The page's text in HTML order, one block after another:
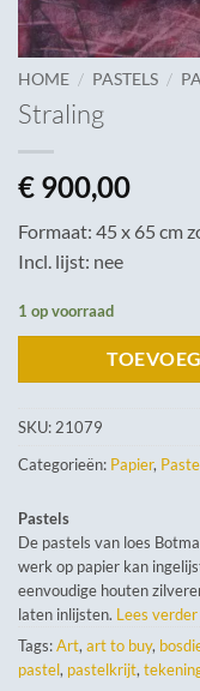
HOME / PASTELS /
Straling
€ 900,00
Formaat: 45 x 65 cm
Incl. lijst: nee
1 op voorraad
SKU: 21079
Categorieën: Papier,
Pastels
De pastels van loes
werk op papier kan
eenvoudige houten
laten inlijsten. Lees verder
Tags:Art, art to buy,
pastel, pastelkrijt,